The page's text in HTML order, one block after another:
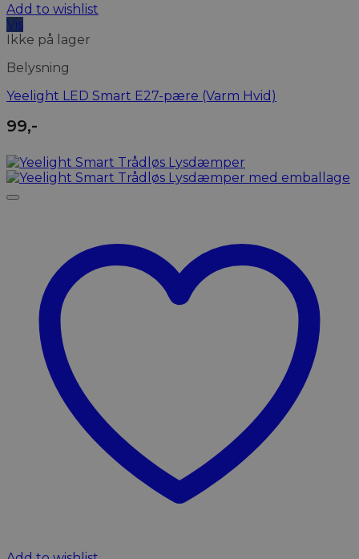
Add to wishlist
Vis
Ikke på lager
Belysning
Yeelight LED Smart E27-pære (Varm Hvid)
99,-